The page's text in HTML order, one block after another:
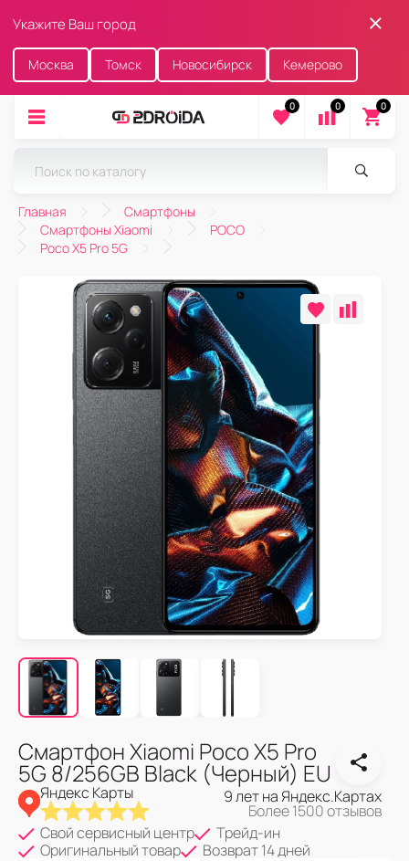
Укажите Ваш город
Москва Томск Новосибирск Кемерово
0 0 0
Главная
Смартфоны
Смартфоны Xiaomi
POCO
Poco X5 Pro 5G
Смартфон Xiaomi Poco X5 Pro
5G 8/256GB Black (Черный) EU
Яндекс Карты 9 лет на Яндекс.Картах
Более 1500 отзывов
Свой сервисный центр
Трейд-ин
Оригинальный товар
Возврат 14 дней